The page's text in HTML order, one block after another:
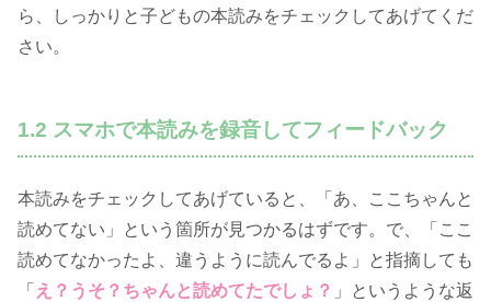
ら、しっかりと子どもの本読みをチェックしてあげてくだ
さい。
1.2 スマホで本読みを録音してフィードバック
本読みをチェックしてあげていると、「あ、ここちゃんと
読めてない」という箇所が見つかるはずです。で、「ここ
読めてなかったよ、違うように読んでるよ」と指摘しても
「 え？うそ？ちゃんと読めてたでしょ？ 」というような返